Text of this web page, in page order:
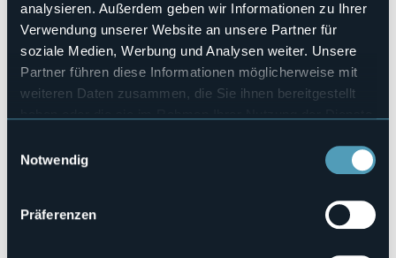
analysieren. Außerdem geben wir Informationen zu Ihrer
Verwendung unserer Website an unsere Partner für
soziale Medien, Werbung und Analysen weiter. Unsere
Partner führen diese Informationen möglicherweise mit
weiteren Daten zusammen, die Sie ihnen bereitgestellt
Notwendig
Präferenzen
Anzahl der Betten
12
E-mail
info@nicomatroomsdomodossola.com
Webseite
http://www.nicomatroomsdomodossola.com
+39 349 5874462